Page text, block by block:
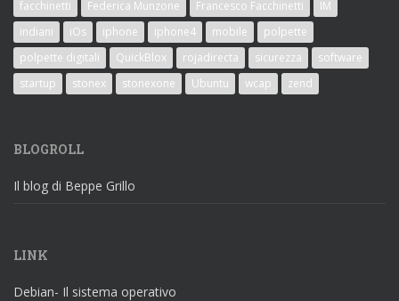
facchinetti
Federica Munzone Francesco Facchinetti
IM
indiani
iOs iphone iphone4 mobile
polpette
polpette digitali
QuickBlox rojadirecta sicurezza
software
startup
stonex stonexone Ubuntu wcap zend
BLOGROLL
Il blog di Beppe Grillo
LINK
Debian- Il sistema operativo